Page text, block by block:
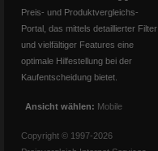
Preis- und Produktvergleichs-
Portal, das mittels detaillierter Filter
und vielfältiger Features eine
optimale Hilfestellung bei der
Kaufentscheidung bietet.
Ansicht wählen: Mobile
Copyright © 1997-2026